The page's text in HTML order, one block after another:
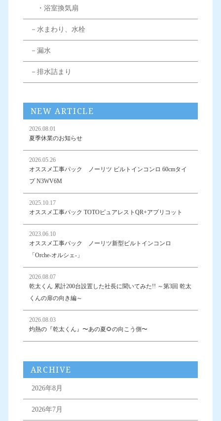
・浴室換気扇
－水まわり、水栓
－漏水
－排水詰まり
NEW ARTICLE
2026.08.01
夏季休業のお知らせ
2026.05.26
オススメ工事パック ノーリツ ビルトインコンロ 60cmタイ
プ N3WV6M
2025.10.17
オススメ工事パック TOTOピュアレストQR+アプリコット
2023.06.10
オススメ工事パック ノーリツ新型ビルトインコンロ
「Orche-オルシェ-」
2026.08.07
乾太くん 累計200台設置した社長に聞いてみた!! ～第3回 乾太
くんの扉の向き編～
2026.08.03
灼熱の『乾太くん』〜あの夏🌻の向こう側〜
ARCHIVE
2026年8月
2026年7月